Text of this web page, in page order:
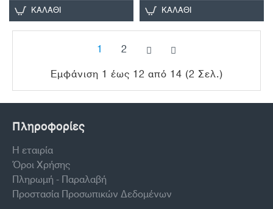
ΚΑΛΆΘΙ ΚΑΛΆΘΙ
1
2
Εμφάνιση 1 έως 12 από 14 (2 Σελ.)
Πληροφορίες
Η εταιρία
Όροι Χρήσης
Πληρωμή - Παραλαβή
Προστασία Προσωπικών Δεδομένων